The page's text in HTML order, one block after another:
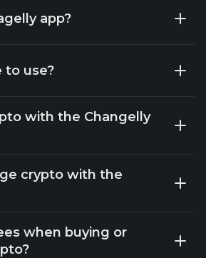
app?
to use?
with the Changelly
crypto with the
when buying or